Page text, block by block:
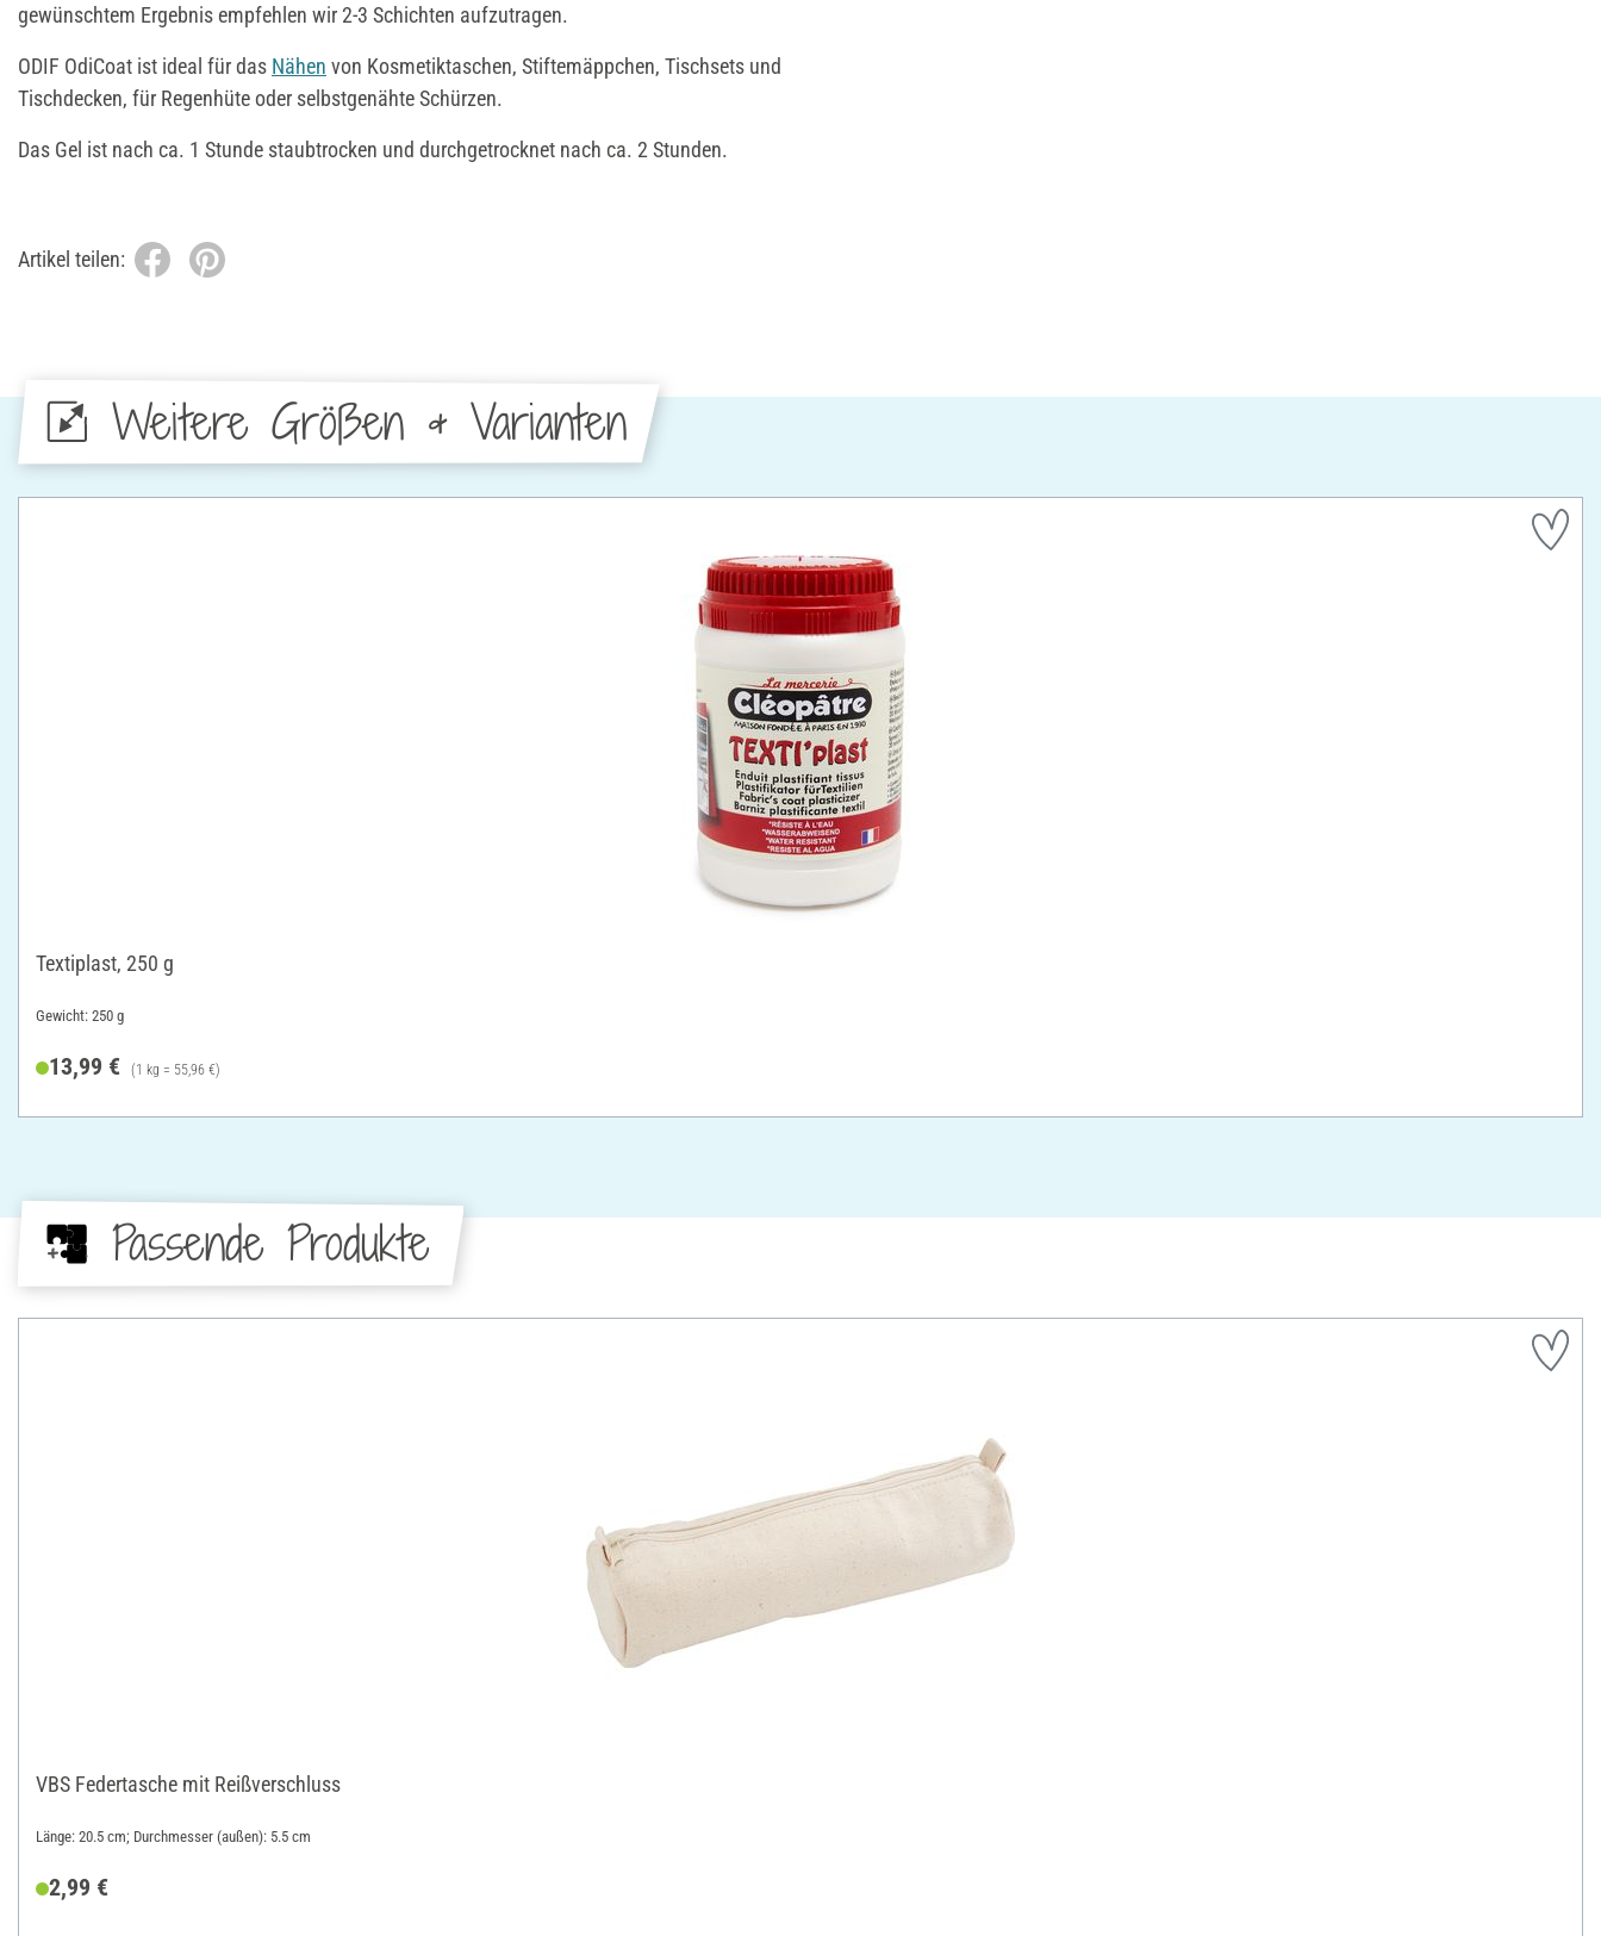
gewünschtem Ergebnis empfehlen wir 2-3 Schichten aufzutragen.
ODIF OdiCoat ist ideal für das Nähen von Kosmetiktaschen, Stiftemäppchen, Tischsets und
Tischdecken, für Regenhüte oder selbstgenähte Schürzen.
Das Gel ist nach ca. 1 Stunde staubtrocken und durchgetrocknet nach ca. 2 Stunden.
Artikel teilen:
Weitere Größen & Varianten
Textiplast, 250 g
Gewicht: 250 g
13,99 € (1 kg = 55,96 €)
Passende Produkte
VBS Federtasche mit Reißverschluss
Länge: 20.5 cm; Durchmesser (außen): 5.5 cm
2,99 €